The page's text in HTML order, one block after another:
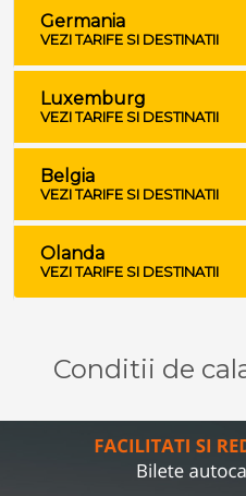
Germania
VEZI TARIFE SI DESTINATII
Luxemburg
VEZI TARIFE SI DESTINATII
Belgia
VEZI TARIFE SI DESTINATII
Olanda
VEZI TARIFE SI DESTINATII
Conditii de